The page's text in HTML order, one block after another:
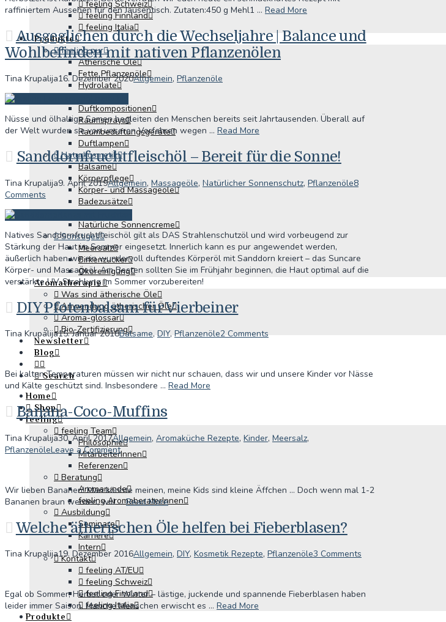
feeling Schweiz
feeling Finnland
feeling Italia
Produkte
feeling pur
Ätherische Öle
Fette Pflanzenöle
Hydrolate
Raumbeduftung
Duftkompositionen
Raumsprays
Raumbeduftungsgeräte
Duftlampen
Naturkosmetik
Balsame
Körperpflege
Körper- und Massageöle
Badezusätze
Shampoos
Natürliche Sonnencreme
Sonstiges
Meersalz
Birkenzucker
Ökoreinigung
Aromatherapie
Was sind ätherische Öle
Anwendung ätherischer Öle
Aroma-glossar
Bio-Zertifizierung
Newsletter
Blog
Search
Home
Shop
feeling
feeling Team
Philosophie
MitarbeiterInnen
Referenzen
Beratung
Aromarunde
feeling AromaberaterInnen
Ausbildung
Seminare
Karriere
Intern
Kontakt
feeling AT/EU
feeling Schweiz
feeling Finnland
feeling Italia
Produkte
raffiniertem Aussehen für den Jausentisch. Zutaten:450 g Mehl1 … Read More
Ausgeglichen durch die Wechseljahre | Balance und
Wohlbefinden mit nativen Pflanzenölen
Tina Krupalija16. Dezember 2020Allgemein, Pflanzenöle
Nüsse und ölhaltige Samen begleiten den Menschen bereits seit Jahrtausenden. Überall auf
der Welt wurden sie von unseren Vorfahren wegen … Read More
Sanddornfruchtfleischöl – Bereit für die Sonne!
Tina Krupalija9. April 2019Allgemein, Massageöle, Natürlicher Sonnenschutz, Pflanzenöle8
Comments
Natives Sanddornfruchtfleischöl gilt als DAS Strahlenschutzöl und wird vorbeugend zur
Stärkung der Haut im Sommer eingesetzt. Innerlich kann es pur angewendet werden,
äußerlich haben wir ein wundervoll duftendes Körperöl mit Sanddorn kreiert – das Suncare
Körper- und Massageöl. Am Besten sollten Sie im Frühjahr beginnen, die Haut optimal auf die
verstärkte UV-Strahlung im Sommer vorzubereiten!
DIY Pfotenbalsam für Vierbeiner
Tina Krupalija15. Januar 2018Balsame, DIY, Pflanzenöle2 Comments
Bei kalten Temperaturen müssen wir nicht nur schauen, dass wir und unsere Kinder vor Nässe
und Kälte geschützt sind. Insbesondere … Read More
Banana-Coco-Muffins
Tina Krupalija30. April 2017Allgemein, Aromaküche Rezepte, Kinder, Meersalz,
PflanzenöleLeave a Comment
Wir lieben Bananen! Man könnte meinen, meine Kids sind kleine Äffchen … Doch wenn mal 1-2
Bananen braun werden, will …Read More
Welche ätherischen Öle helfen bei Fieberblasen?
Tina Krupalija19. Dezember 2016Allgemein, DIY, Kosmetik Rezepte, Pflanzenöle3 Comments
Egal ob Sommer, Herbst oder Winter – lästige, juckende und spannende Fieberblasen haben
leider immer Saison. Manche Menschen erwischt es … Read More